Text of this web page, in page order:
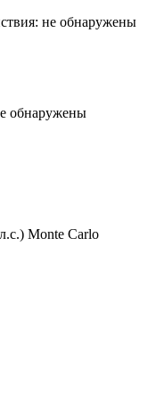
не обнаружены
обнаружены
Monte Carlo